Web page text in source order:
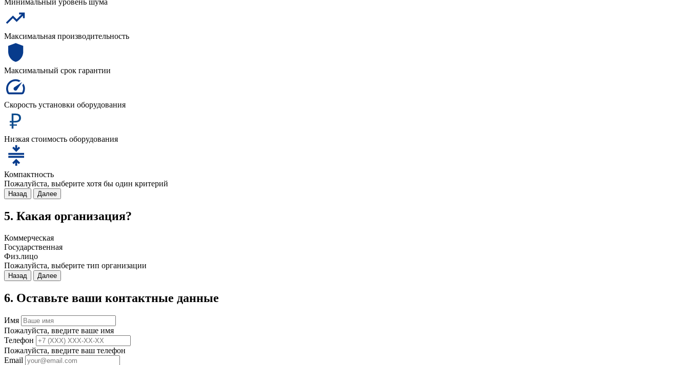
Минимальный уровень шума
Максимальная производительность
Максимальный срок гарантии
Скорость установки оборудования
Низкая стоимость оборудования
Компактность
Пожалуйста, выберите хотя бы один критерий
Назад Далее
5. Какая организация?
Коммерческая
Государственная
Физ.лицо
Пожалуйста, выберите тип организации
Назад Далее
6. Оставьте ваши контактные данные
Имя
Пожалуйста, введите ваше имя
Телефон
Пожалуйста, введите ваш телефон
Email